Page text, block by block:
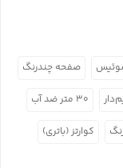
صفحه چندرنگ
۳۰ متر ضد آب
کوارتز (باتری)